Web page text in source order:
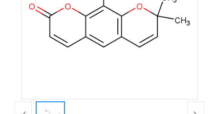
产